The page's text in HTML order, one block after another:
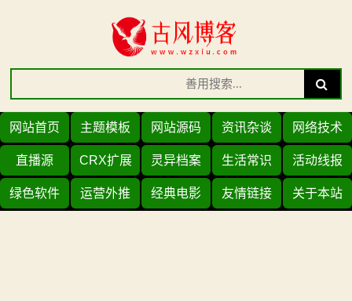
Search
for:
Search
网站首页 主题模板 网站源码 资讯杂谈 网络技术
直播源 CRX扩展 灵异档案 生活常识 活动线报
绿色软件 运营外推 经典电影 友情链接 关于本站